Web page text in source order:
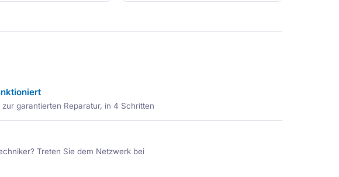
zur garantierten Reparatur, in 4 Schritten
Treten Sie dem Netzwerk bei